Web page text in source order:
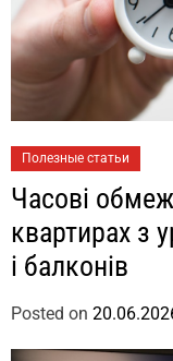
Полезные статьи
Часові
квартирах з
і балконів
Posted on